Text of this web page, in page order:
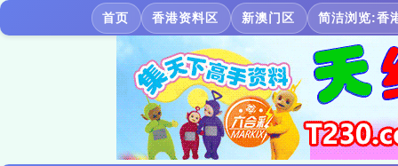
首页 香港资料区 新澳门区 简洁浏览:香